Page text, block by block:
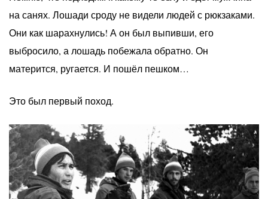
на санях. Лошади сроду не видели людей с рюкзаками.
Они как шарахнулись! А он был выпивши, его
выбросило, а лошадь побежала обратно. Он
матерится, ругается. И пошёл пешком…
Это был первый поход.